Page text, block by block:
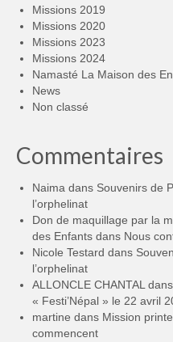
Missions 2019
Missions 2020
Missions 2023
Missions 2024
Namasté La Maison des
News
Non classé
Commentaires
Naima dans Souvenirs de
l’orphelinat
Don de maquillage par la
des Enfants dans Nous
Nicole Testard dans
l’orphelinat
ALLONCLE CHANTAL dans
« Festi’Népal » le 22 avril
martine dans Mission
commencent